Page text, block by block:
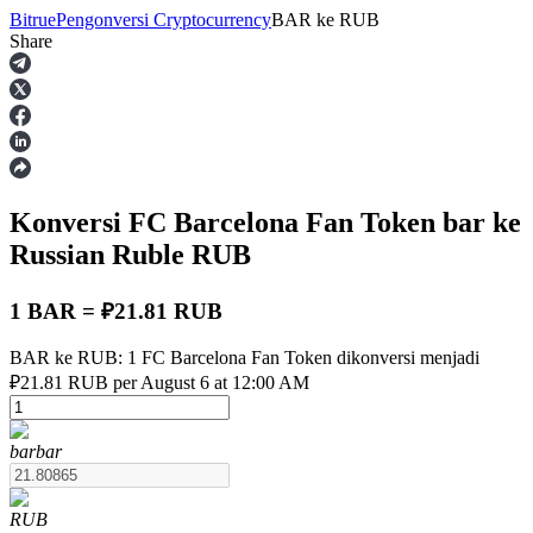
Berjangka
USDT Berjangka
Kontrak berjangka menggunakan USDT sebagai jaminannya
BitruePengonversi CryptocurrencyBAR ke RUB
Share
Konversi FC Barcelona Fan Token bar ke
Russian Ruble RUB
1 BAR = ₽21.81 RUB
BAR ke RUB: 1 FC Barcelona Fan Token dikonversi menjadi
₽21.81 RUB per August 6 at 12:00 AM
barbar
RUB